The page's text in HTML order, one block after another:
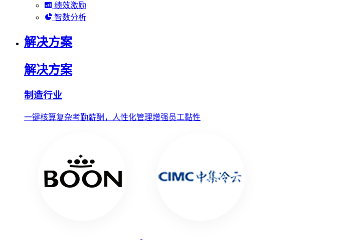
绩效激励
智数分析
解决方案
解决方案
制造行业
一键核算复杂考勤薪酬，人性化管理增强员工黏性